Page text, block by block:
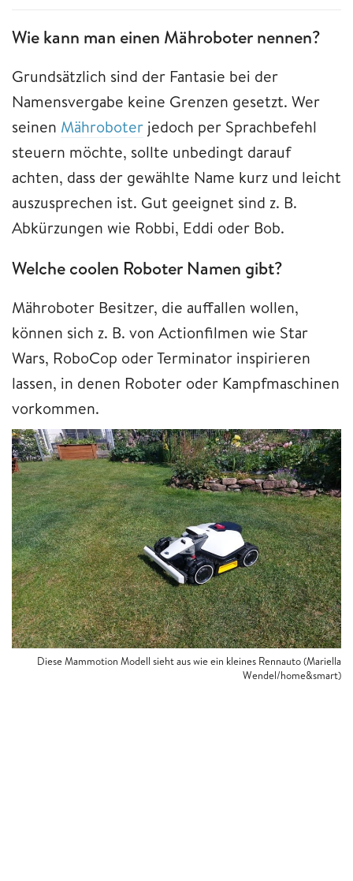
Wie kann man einen Mähroboter nennen?
Grundsätzlich sind der Fantasie bei der
Namensvergabe keine Grenzen gesetzt. Wer
seinen Mähroboter jedoch per Sprachbefehl
steuern möchte, sollte unbedingt darauf
achten, dass der gewählte Name kurz und leicht
auszusprechen ist. Gut geeignet sind z. B.
Abkürzungen wie Robbi, Eddi oder Bob.
Welche coolen Roboter Namen gibt?
Mähroboter Besitzer, die auffallen wollen,
können sich z. B. von Actionfilmen wie Star
Wars, RoboCop oder Terminator inspirieren
lassen, in denen Roboter oder Kampfmaschinen
vorkommen.
Diese Mammotion Modell sieht aus wie ein kleines Rennauto (Mariella
Wendel/home&smart)